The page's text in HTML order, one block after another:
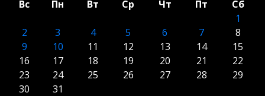
Вс Пн Вт Ср Чт Пт
Сб
1
2
3 4 5 6 7
8
9
10 11 12 13 14
15
16
17 18 19 20 21
22
23
24 25 26 27 28
29
30
31